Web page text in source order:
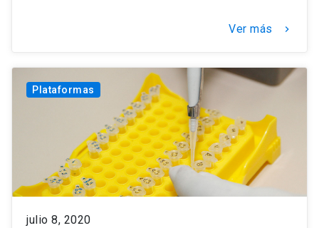
Ver más keyboard_arrow_right
Plataformas
julio 8, 2020